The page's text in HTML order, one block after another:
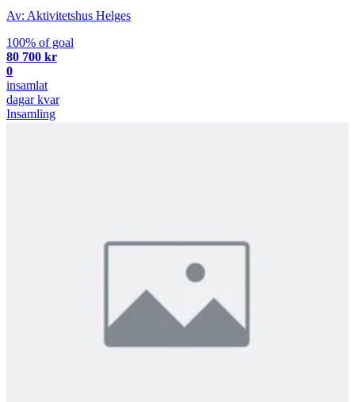
Av: Aktivitetshus Helges
100% of goal
80 700 kr
0
insamlat
dagar kvar
Insamling